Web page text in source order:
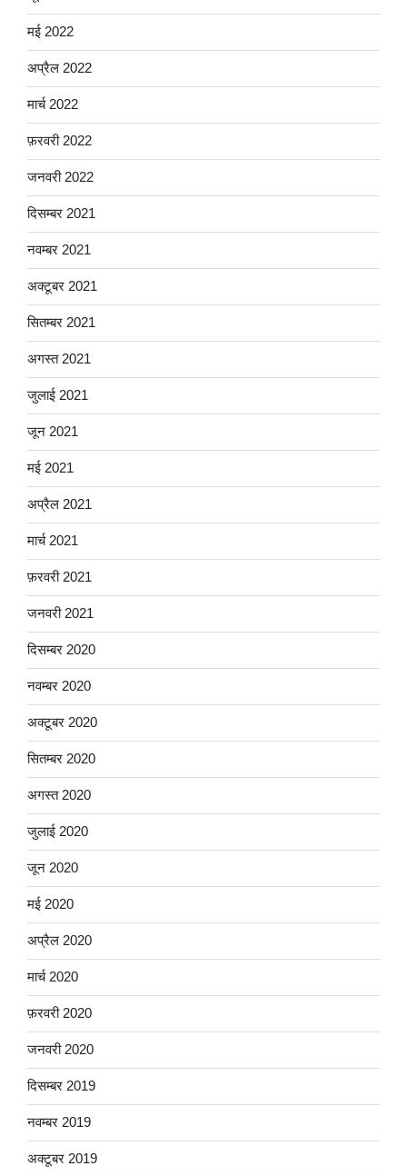
मई 2022
अप्रैल 2022
मार्च 2022
फ़रवरी 2022
जनवरी 2022
दिसम्बर 2021
नवम्बर 2021
अक्टूबर 2021
सितम्बर 2021
अगस्त 2021
जुलाई 2021
जून 2021
मई 2021
अप्रैल 2021
मार्च 2021
फ़रवरी 2021
जनवरी 2021
दिसम्बर 2020
नवम्बर 2020
अक्टूबर 2020
सितम्बर 2020
अगस्त 2020
जुलाई 2020
जून 2020
मई 2020
अप्रैल 2020
मार्च 2020
फ़रवरी 2020
जनवरी 2020
दिसम्बर 2019
नवम्बर 2019
अक्टूबर 2019